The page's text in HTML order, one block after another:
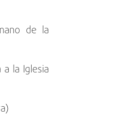
de la
la Iglesia